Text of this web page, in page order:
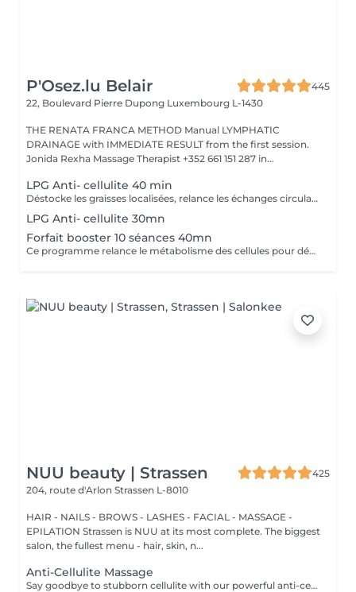
P'Osez.lu Belair
445
22, Boulevard Pierre Dupong Luxembourg L-1430
THE RENATA FRANCA METHOD Manual LYMPHATIC
DRAINAGE with IMMEDIATE RESULT from the first session.
Jonida Rexha Massage Therapist +352 661 151 287 in...
LPG Anti- cellulite 40 min
Déstocke les graisses localisées, relance les échanges circulatoires et raffermit pour retrouver une peau lisse, plus ferme et un corps plus léger. Ce soin agit sur tous types de cellulite(adipeux,aqueuse et fibreuse).
LPG Anti- cellulite 30mn
Forfait booster 10 séances 40mn
Ce programme relance le métabolisme des cellules pour déstocker les graisses résistantes, lisser la cellulite et raffermir la peau. Cure à raison de 2 soins endermologie corps par semaine pendant 5 semaines .
NUU beauty | Strassen
425
204, route d'Arlon Strassen L-8010
HAIR - NAILS - BROWS - LASHES - FACIAL - MASSAGE -
EPILATION Strassen is NUU at its most complete. The biggest
salon, the fullest menu - hair, skin, n...
Anti-Cellulite Massage
Say goodbye to stubborn cellulite with our powerful anti-cellulite massage! This intensive treatment uses firm, targeted techniques to stimulate circulation, break down fat deposits, and smooth the skin's texture. By enhancing lymphatic flow and increasing metabolism, it visibly reduces the appearance of dimples and improves overall skin tone. Ideal as part of a body contouring plan. Age restrictions: recommended to do from 16 years. Post procedure recommendations: do not do sport and any sharp movements for 2-3 hours after the procedure. Frequency: 2-3 times per week, 10 times in total. Repeat once in 3-6 months.